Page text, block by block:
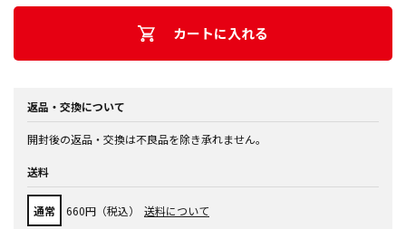
カートに入れる
返品・交換について
開封後の返品・交換は不良品を除き承れません。
送料
通常 660円（税込） 送料について